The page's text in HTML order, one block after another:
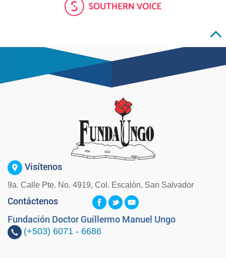
Visítenos
9a. Calle Pte. No. 4919, Col. Escalón, San Salvador
Contáctenos
Fundación Doctor Guillermo Manuel Ungo
(+503) 6071 - 6686